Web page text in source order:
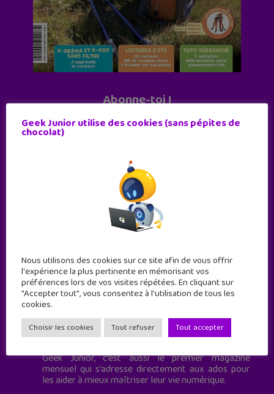
Abonne-toi !
11 numéros par an
Geek Junior est le premier site de culture numérique
à destination des adolescents.
Geek Junior, c’est aussi le premier magazine
mensuel qui s’adresse directement aux ados pour
les aider à mieux maîtriser leur vie numérique.
Geek Junior utilise des cookies (sans pépites de
chocolat)
Nous utilisons des cookies sur ce site afin de vous offrir
l'expérience la plus pertinente en mémorisant vos
préférences lors de vos visites répétées. En cliquant sur
"Accepter tout", vous consentez à l'utilisation de tous les
cookies.
Choisir les cookies Tout refuser Tout accepter